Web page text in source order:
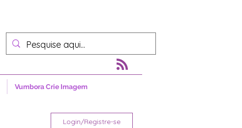
Vumbora Crie Imagem
Login/Registre-se